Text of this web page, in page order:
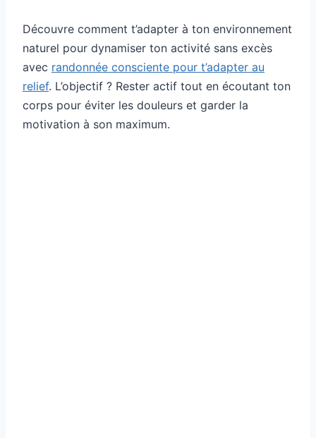
Découvre comment t’adapter à ton environnement
naturel pour dynamiser ton activité sans excès
avec randonnée consciente pour t’adapter au
relief. L’objectif ? Rester actif tout en écoutant ton
corps pour éviter les douleurs et garder la
motivation à son maximum.